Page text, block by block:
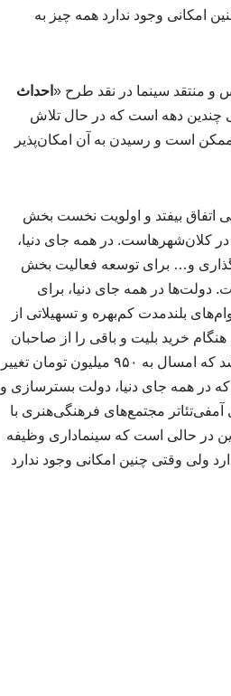
امکانی وجود ندارد همه چیز به
و منتقد سینما در نقد طرح « احداث
چندین دهه است که در حال تلاش
است و رسیدن به آن امکان‌پذیر
اتفاق بیفتد و اولویت نخست بخش
کلان‌شهرهاست. در همه جای دنیا،
و… برای توسعه فعالیت بخش
در همه جای دنیا، برای
بلندمدت کم‌بهره و تسهیلاتی از
از سینما مالیات می‌گیرد؛ ۱۰ درصد از مردم هنگام خرید بلیت و باقی را از صاحبان
کسب‌وکارها به‌گونه‌ای که اگر درآمدتان در طول سال بالاتر از ۵۶۰ میلیون تومان باشد که امسال به ۹۵۰ میلیون تومان تغییر
این در حالی است که در همه جای دنیا، دولت بسترسازی و
مجتمع‌های فرهنگی‌هنری با
در حالی است که سینماداری وظیفه
ولی وقتی چنین امکانی وجود ندارد